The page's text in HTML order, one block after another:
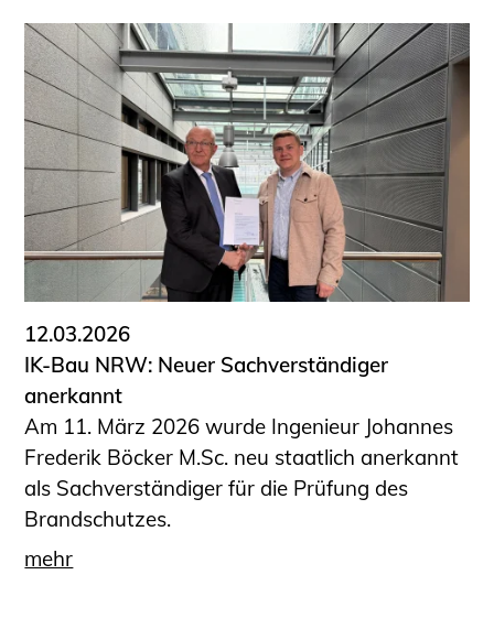
12.03.2026
IK-Bau NRW: Neuer Sachverständiger
anerkannt
Am 11. März 2026 wurde Ingenieur Johannes
Frederik Böcker M.Sc. neu staatlich anerkannt
als Sachverständiger für die Prüfung des
Brandschutzes.
mehr